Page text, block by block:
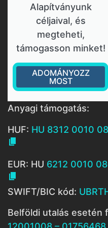
Alapítványunk
céljaival, és
megteheti,
támogasson minket!
ADOMÁNYOZZ
MOST
Anyagi támogatás:
HUF: HU 8312 0010

EUR: HU 6212 0010

SWIFT/BIC kód:
Belföldi utalás esetén